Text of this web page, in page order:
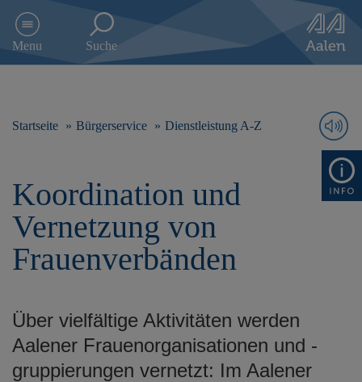
e
g
Menu Suche
Startseite Bürgerservice Dienstleistung A-Z
Koordination und
Vernetzung von
Frauenverbänden
Über vielfältige Aktivitäten werden
Aalener Frauenorganisationen und -
gruppierungen vernetzt: Im Aalener